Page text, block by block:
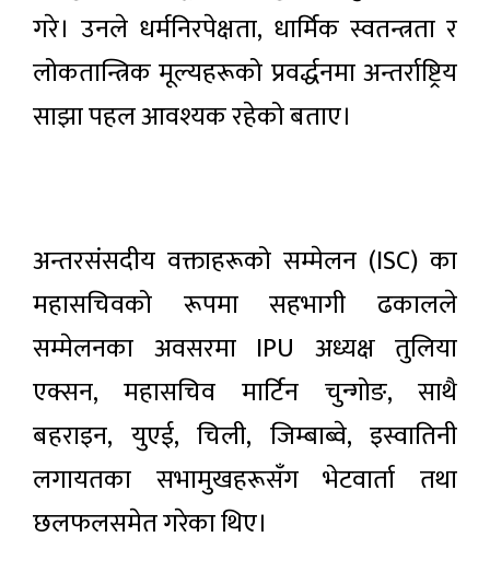
गरे। उनले धर्मनिरपेक्षता, धार्मिक स्वतन्त्रता र
लोकतान्त्रिक मूल्यहरूको प्रवर्द्धनमा अन्तर्राष्ट्रिय
साझा पहल आवश्यक रहेको बताए।
अन्तरसंसदीय वक्ताहरूको सम्मेलन (ISC) का
महासचिवको रूपमा सहभागी ढकालले
सम्मेलनका अवसरमा IPU अध्यक्ष तुलिया
एक्सन, महासचिव मार्टिन चुन्गोङ, साथै
बहराइन, युएई, चिली, जिम्बाब्वे, इस्वातिनी
लगायतका सभामुखहरूसँग भेटवार्ता तथा
छलफलसमेत गरेका थिए।